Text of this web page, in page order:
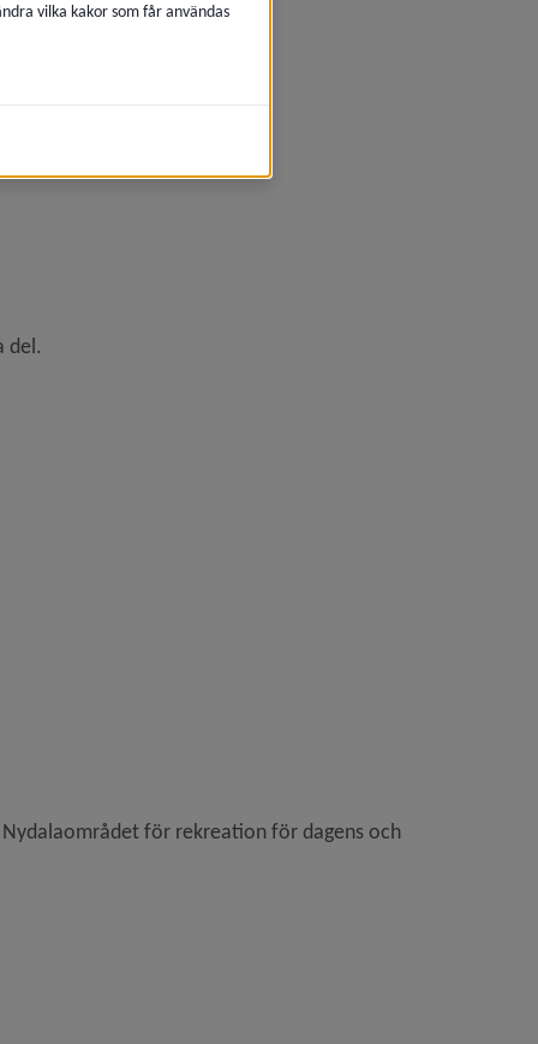
del.
för rekreation för dagens och
vilka kakor som får användas